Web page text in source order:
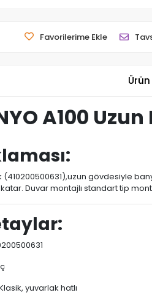
Favorilerime Ekle
A100
(410200500631),uzun gövdesiyle
Duvar montajlı standart tip
yuvarlak hatlı